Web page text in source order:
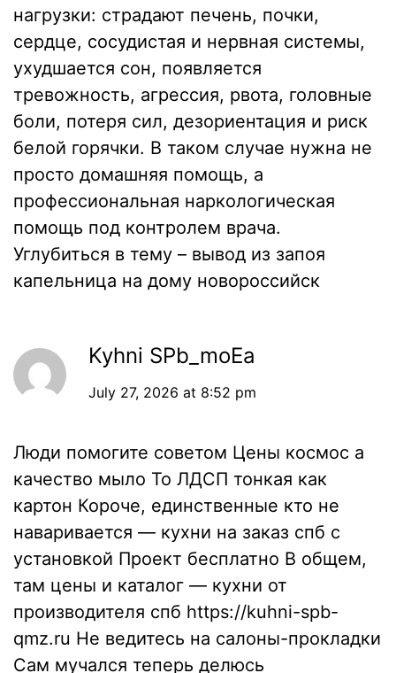
нагрузки: страдают печень, почки,
сердце, сосудистая и нервная системы,
ухудшается сон, появляется
тревожность, агрессия, рвота, головные
боли, потеря сил, дезориентация и риск
белой горячки. В таком случае нужна не
просто домашняя помощь, а
профессиональная наркологическая
помощь под контролем врача.
Углубиться в тему – вывод из запоя
капельница на дому новороссийск
Kyhni SPb_moEa
July 27, 2026 at 8:52 pm
Люди помогите советом Цены космос а
качество мыло То ЛДСП тонкая как
картон Короче, единственные кто не
наваривается — кухни на заказ спб с
установкой Проект бесплатно В общем,
там цены и каталог — кухни от
производителя спб https://kuhni-spb-
qmz.ru Не ведитесь на салоны-прокладки
Сам мучался теперь делюсь